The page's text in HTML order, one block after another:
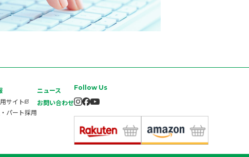
サイト
パート採用
ニュース
お問い合わせ
Follow Us